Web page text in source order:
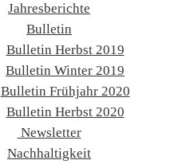
Jahresberichte
Bulletin
Bulletin Herbst 2019
Bulletin Winter 2019
Bulletin Frühjahr 2020
Bulletin Herbst 2020
Newsletter
Nachhaltigkeit